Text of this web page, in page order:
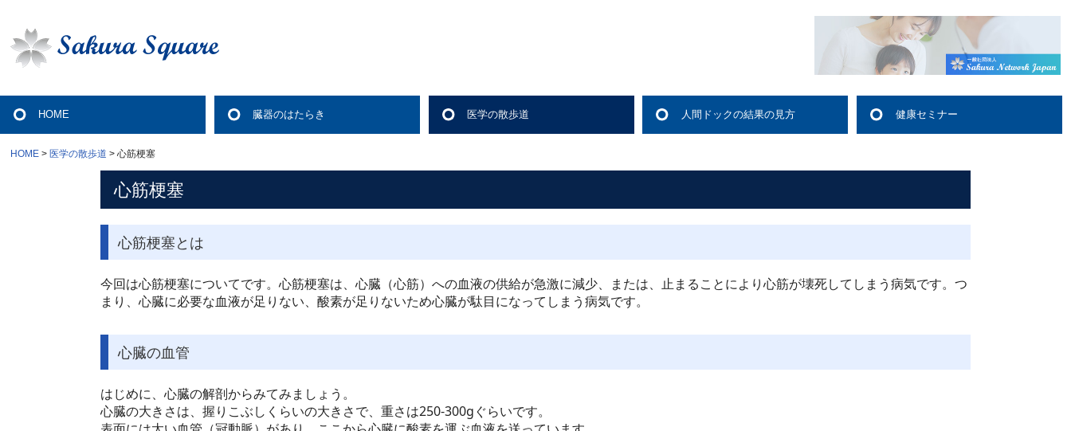
HOME 臓器のはたらき 医学の散歩道 人間ドックの結果の見方 健康セミナー
HOME 医学の散歩道 心筋梗塞
心筋梗塞
心筋梗塞とは
今回は心筋梗塞についてです。心筋梗塞は、心臓（心筋）への血液の供給が急激に減少、または、止まることにより心筋が壊死してしまう病気です。つ
まり、心臓に必要な血液が足りない、酸素が足りないため心臓が駄目になってしまう病気です。
心臓の血管
はじめに、心臓の解剖からみてみましょう。
心臓の大きさは、握りこぶしくらいの大きさで、重さは250-300gぐらいです。